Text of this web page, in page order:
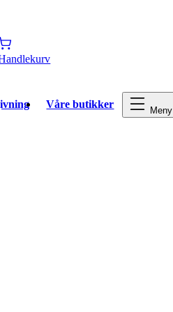
Våre butikker Meny